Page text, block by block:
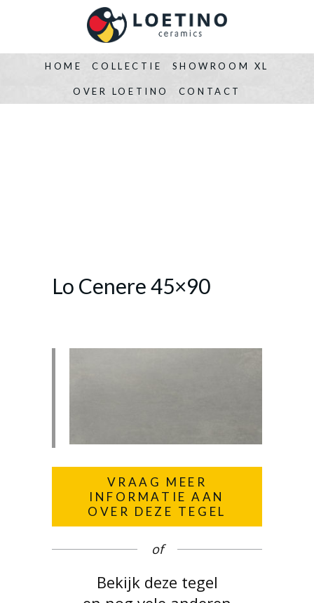
HOME COLLECTIE SHOWROOM XL
OVER LOETINO CONTACT
Lo Cenere 45×90
VRAAG MEER
INFORMATIE AAN
OVER DEZE TEGEL
of
Bekijk deze tegel